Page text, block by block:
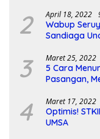
2 April 18, 2022
Wabup
Sandiaga
3 Maret 25, 2022
5 Cara
Pasangan,
4 Maret 17, 2022
Optimis!
UMSA